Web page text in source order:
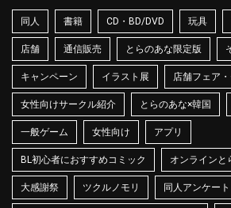
同人 書籍 CD・BD/DVD 玩具
店舗 通信販売 とらのあな限定版
キャンペーン イラスト展 店舗フェア
女性向けサークル紹介 とらのあな×韓国
一般ゲーム 女性向け アプリ
BL初心者におすすめコミック オンラインと
大感謝祭 ツクルノモリ 同人アンケート